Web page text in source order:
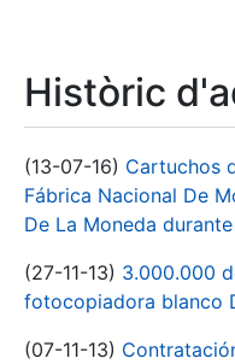
Històric
(13-07-16) Cartuchos
Fábrica Nacional De
De La Moneda
(27-11-13) 3.000.000
fotocopiadora blanco
(07-11-13)